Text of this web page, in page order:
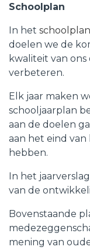
Schoolplan
In het schoolplan
doelen we de
kwaliteit van
verbeteren.
Elk jaar maken
schooljaarplan
aan de doelen
aan het eind
hebben.
In het
van de
Bovenstaande
mening van